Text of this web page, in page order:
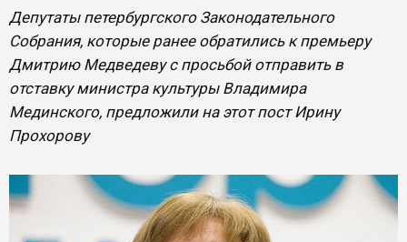
Депутаты петербургского Законодательного
Собрания, которые ранее обратились к премьеру
Дмитрию Медведеву с просьбой отправить в
отставку министра культуры Владимира
Мединского, предложили на этот пост Ирину
Прохорову